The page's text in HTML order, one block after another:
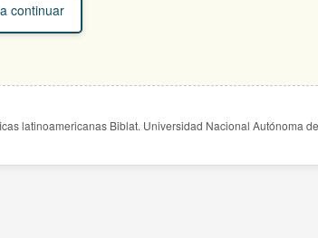
continuar
latinoamericanas Biblat. Universidad Nacional Autónoma